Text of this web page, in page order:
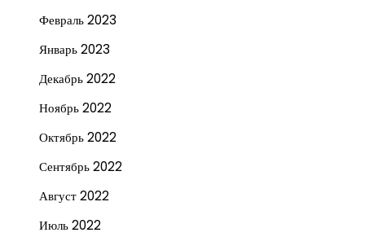
Февраль 2023
Январь 2023
Декабрь 2022
Ноябрь 2022
Октябрь 2022
Сентябрь 2022
Август 2022
Июль 2022